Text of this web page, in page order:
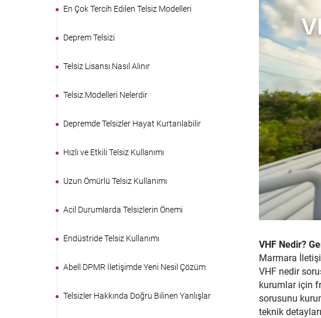
En Çok Tercih Edilen Telsiz Modelleri
Deprem Telsizi
Telsiz Lisansı Nasıl Alınır
Telsiz Modelleri Nelerdir
Depremde Telsizler Hayat Kurtarılabilir
Hızlı ve Etkili Telsiz Kullanımı
Uzun Ömürlü Telsiz Kullanımı
Acil Durumlarda Telsizlerin Önemi
Endüstride Telsiz Kullanımı
Abell DPMR İletişimde Yeni Nesil Çözüm
Telsizler Hakkında Doğru Bilinen Yanlışlar
VHF Nedir?
Marmara
VHF nedir
kurumlar için
sorusunu
teknik